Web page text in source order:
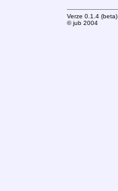
Verze 0.1.4 (beta)
© jub 2004